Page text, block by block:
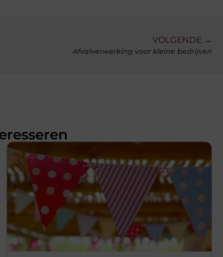
VOLGENDE →
Afvalverwerking voor kleine bedrijven